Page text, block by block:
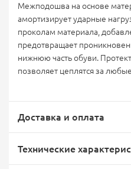
Межподошва на основе
амортизирует ударные
проколам материала,
предотвращает
нижнюю часть обуви.
позволяет цеплятся за
Доставка и оплата
Технические